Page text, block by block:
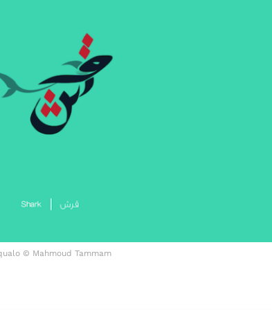
© Mahmoud Tammam